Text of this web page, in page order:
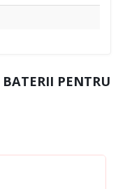
BATERII PENTRU